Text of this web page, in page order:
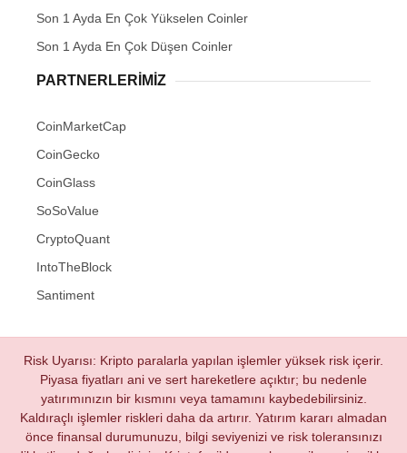
Son 1 Ayda En Çok Yükselen Coinler
Son 1 Ayda En Çok Düşen Coinler
PARTNERLERIMIZ
CoinMarketCap
CoinGecko
CoinGlass
SoSoValue
CryptoQuant
IntoTheBlock
Santiment
Risk Uyarısı: Kripto paralarla yapılan işlemler yüksek risk içerir.
Piyasa fiyatları ani ve sert hareketlere açıktır; bu nedenle
yatırımınızın bir kısmını veya tamamını kaybedebilirsiniz.
Kaldıraçlı işlemler riskleri daha da artırır. Yatırım kararı almadan
önce finansal durumunuzu, bilgi seviyenizi ve risk toleransınızı